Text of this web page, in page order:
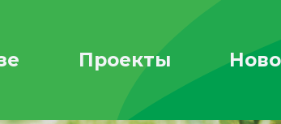
Проекты